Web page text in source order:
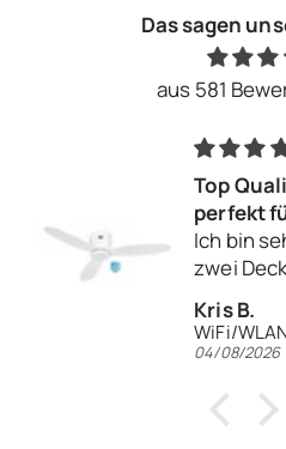
Das sagen
aus 581
für Home Assistant!
sehr zufrieden mit den
Die
bin ich davon, wie
und vor allem lokal sich
WiFi/WLAN Deckenventilator ECO PLANO II 132 WiFi